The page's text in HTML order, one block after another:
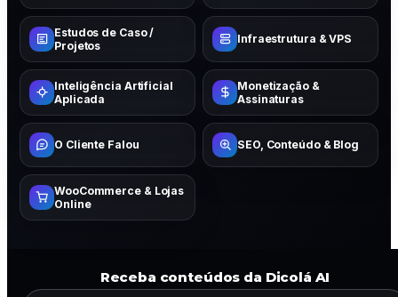
Estudos de Caso /
Projetos
Infraestrutura & VPS
Inteligência Artificial
Aplicada
Monetização &
Assinaturas
O Cliente Falou SEO, Conteúdo & Blog
WooCommerce & Lojas
Online
Receba conteúdos da Dicolá AI